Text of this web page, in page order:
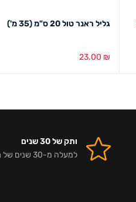
גליל ראנר טול 20 ס"מ (35 מ')
23.00 ₪
ותק של 30 שנים
למעלה מ-30 שנים של ניסיון!